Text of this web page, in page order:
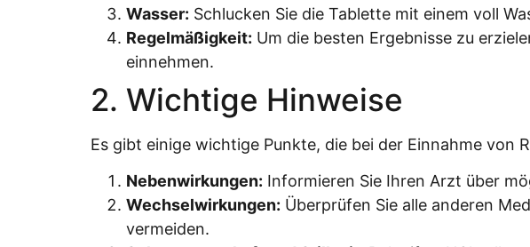
Wasser: Schlucken Sie die Tablette mit einem voll
Regelmäßigkeit: Um die besten Ergebnisse zu
einnehmen.
2. Wichtige Hinweise
Es gibt einige wichtige Punkte, die bei der Einnahme von
Nebenwirkungen: Informieren Sie Ihren Arzt über
Wechselwirkungen: Überprüfen Sie alle anderen
vermeiden.